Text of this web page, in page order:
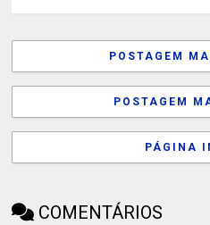
POSTAGEM
POSTAGEM
PÁGINA
COMENTÁRIOS